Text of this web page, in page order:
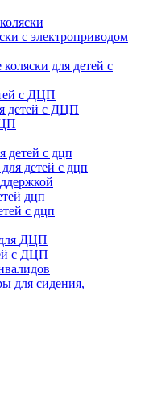
с электроприводом
для детей с
с ДЦП
детей с ДЦП
детей с дцп
детей с дцп
дцп
с дцп
ДЦП
с ДЦП
для сидения,